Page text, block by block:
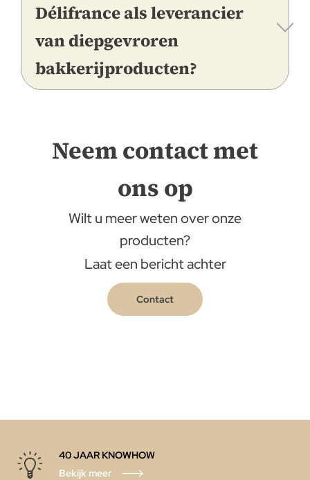
Délifrance als leverancier
van diepgevroren
bakkerijproducten?
Neem contact met
ons op
Wilt u meer weten over onze
producten?
Laat een bericht achter
Contact
40 JAAR KNOWHOW
Bekijk meer